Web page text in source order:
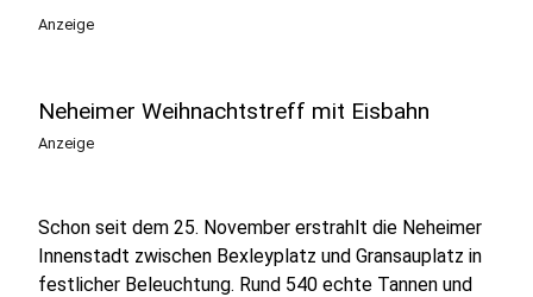
Anzeige
Neheimer Weihnachtstreff mit Eisbahn
Anzeige
Schon seit dem 25. November erstrahlt die Neheimer
Innenstadt zwischen Bexleyplatz und Gransauplatz in
festlicher Beleuchtung. Rund 540 echte Tannen und